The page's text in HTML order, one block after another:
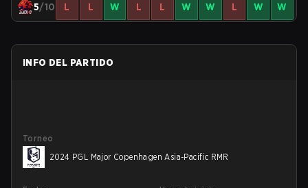
5/10 L L W L L W W L W W
INFO DEL PARTIDO
Torneo
2024 PGL Major Copenhagen Asia-Pacific RMR